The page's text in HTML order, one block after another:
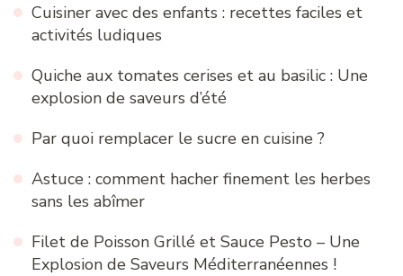
Cuisiner avec des enfants : recettes faciles et
activités ludiques
Quiche aux tomates cerises et au basilic : Une
explosion de saveurs d’été
Par quoi remplacer le sucre en cuisine ?
Astuce : comment hacher finement les herbes
sans les abîmer
Filet de Poisson Grillé et Sauce Pesto – Une
Explosion de Saveurs Méditerranéennes !